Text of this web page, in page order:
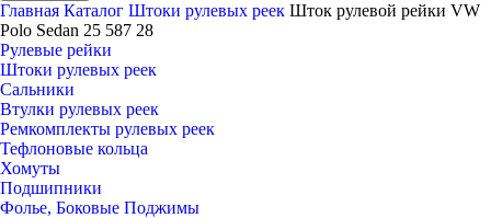
Главная Каталог Штоки рулевых реек Шток рулевой рейки VW
Polo Sedan 25 587 28
Рулевые рейки
Штоки рулевых реек
Сальники
Втулки рулевых реек
Ремкомплекты рулевых реек
Тефлоновые кольца
Хомуты
Подшипники
Фолье, Боковые Поджимы